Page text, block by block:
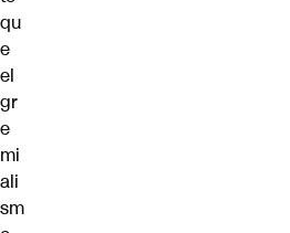
qu
e
el
gr
e
mi
ali
sm